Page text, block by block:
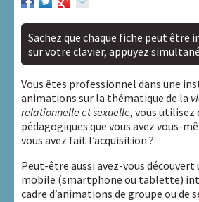
Réseau
A
Poser
une
question
Echange
d’outils et
applications
Sachez que chaque fiche peut être
sur votre clavier, appuyez
Vous êtes professionnel dans une
animations sur la thématique de la
relationnelle et sexuelle, vous utilisez
pédagogiques que vous avez vous-
vous avez fait l’acquisition ?
Peut-être aussi avez-vous
mobile (smartphone ou tablette)
cadre d’animations de groupe ou de